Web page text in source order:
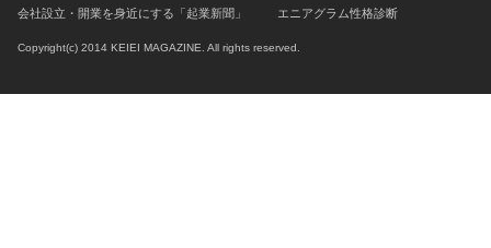
会社設立・開業を身近にする「起業新聞」 エニアグラム性格診断
Copyright(c) 2014 KEIEI MAGAZINE. All rights reserved.